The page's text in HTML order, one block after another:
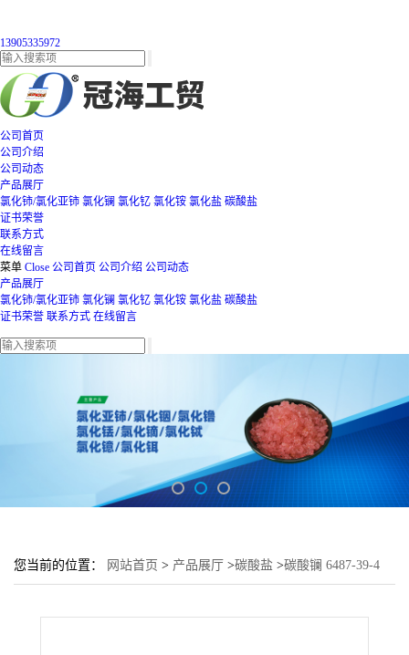
13905335972
公司首页
公司介绍
公司动态
产品展厅
氯化铈/氯化亚铈 氯化镧 氯化钇 氯化铵 氯化盐 碳酸盐
证书荣誉
联系方式
在线留言
菜单 Close 公司首页 公司介绍 公司动态
产品展厅
氯化铈/氯化亚铈 氯化镧 氯化钇 氯化铵 氯化盐 碳酸盐
证书荣誉 联系方式 在线留言
您当前的位置： 网站首页 > 产品展厅 >碳酸盐 >碳酸镧 6487-39-4